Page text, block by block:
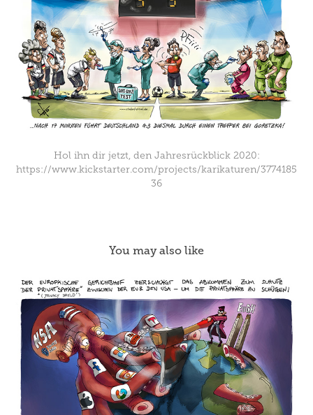
Hol ihn dir jetzt, den Jahresrückblick 2020:
https://www.kickstarter.com/projects/karikaturen/3774185
36
You may also like